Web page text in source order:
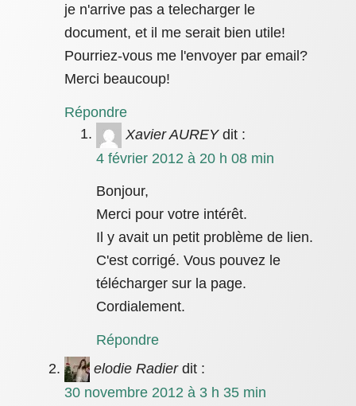
je n'arrive pas a telecharger le
document, et il me serait bien utile!
Pourriez-vous me l'envoyer par email?
Merci beaucoup!
Répondre
Xavier AUREY dit :
4 février 2012 à 20 h 08 min
Bonjour,
Merci pour votre intérêt.
Il y avait un petit problème de lien.
C'est corrigé. Vous pouvez le
télécharger sur la page.
Cordialement.
Répondre
elodie Radier dit :
30 novembre 2012 à 3 h 35 min